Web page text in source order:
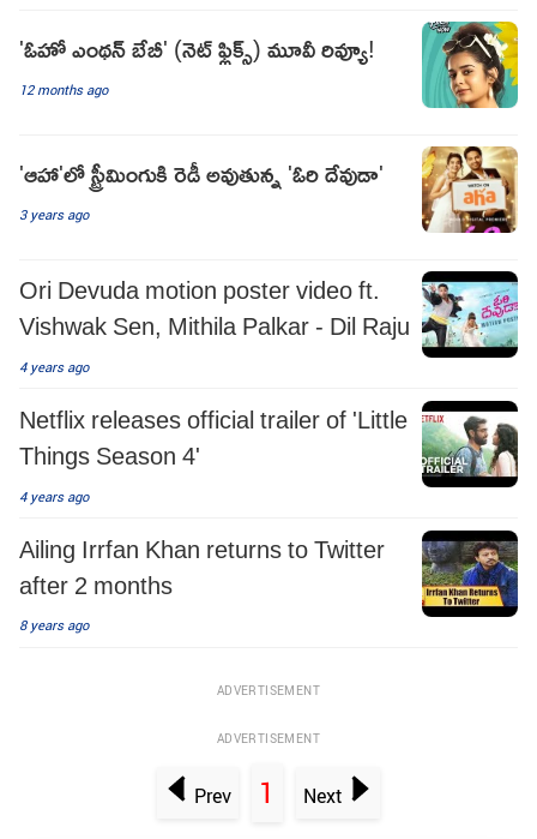
'ఓహో ఎంథన్ బేబీ' (నెట్ ఫ్లిక్స్) మూవీ రివ్యూ!
12 months ago
'ఆహా'లో స్ట్రీమింగుకి రెడీ అవుతున్న 'ఓరి దేవుడా'
3 years ago
Ori Devuda motion poster video ft.
Vishwak Sen, Mithila Palkar - Dil Raju
4 years ago
Netflix releases official trailer of 'Little
Things Season 4'
4 years ago
Ailing Irrfan Khan returns to Twitter
after 2 months
8 years ago
ADVERTISEMENT
ADVERTISEMENT
Prev 1 Next